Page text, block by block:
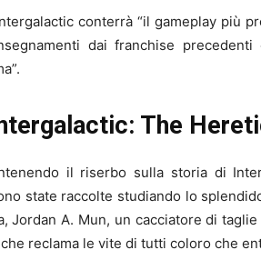
conterrà “il gameplay più
dai franchise
The
il riserbo sulla storia di
state raccolte studiando lo
Jordan A. Mun, un cacciatore di
reclama le vite di tutti coloro che